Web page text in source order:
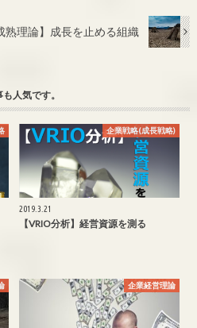
熟理論】成長を止める組織
人気です。
企業戦略(成長戦略)
2019.3.21
【VRIO分析】経営資源を測る
企業経営理論